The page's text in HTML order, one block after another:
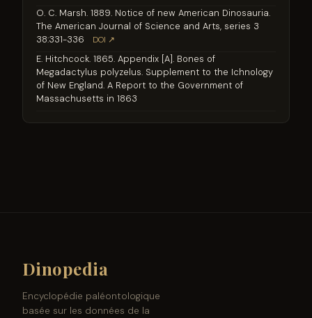
O. C. Marsh. 1889. Notice of new American Dinosauria.
The American Journal of Science and Arts, series 3
38:331-336
DOI ↗
E. Hitchcock. 1865. Appendix [A]. Bones of
Megadactylus polyzelus. Supplement to the Ichnology
of New England. A Report to the Government of
Massachusetts in 1863
Dinopedia
Encyclopédie paléontologique
basée sur les données de la